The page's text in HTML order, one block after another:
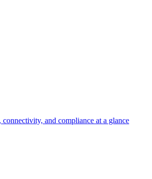
and compliance at a glance